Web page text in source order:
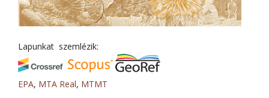
Lapunkat szemlézik:
EPA, MTA Real, MTMT